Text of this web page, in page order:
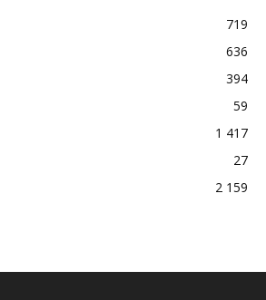
719
636
394
59
1 417
27
2 159